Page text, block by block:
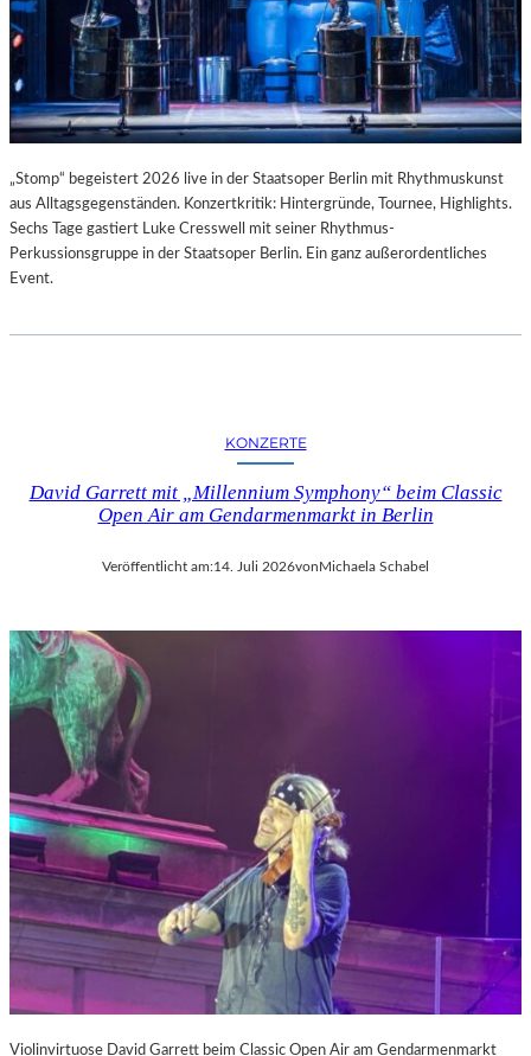
„Stomp“ begeistert 2026 live in der Staatsoper Berlin mit Rhythmuskunst
aus Alltagsgegenständen. Konzertkritik: Hintergründe, Tournee, Highlights.
Sechs Tage gastiert Luke Cresswell mit seiner Rhythmus-
Perkussionsgruppe in der Staatsoper Berlin. Ein ganz außerordentliches
Event.
KONZERTE
David Garrett mit „Millennium Symphony“ beim Classic
Open Air am Gendarmenmarkt in Berlin
Veröffentlicht am:14. Juli 2026vonMichaela Schabel
Violinvirtuose David Garrett beim Classic Open Air am Gendarmenmarkt